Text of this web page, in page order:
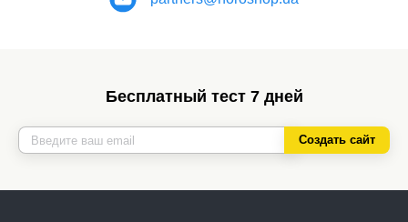
Бесплатный тест 7 дней
Создать сайт